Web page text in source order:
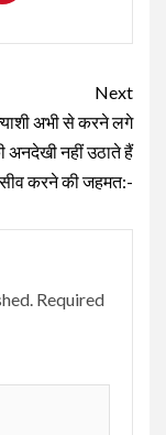
Next
अभी से करने लगे
अनदेखी नहीं उठाते हैं
करने की जहमत:-
Required